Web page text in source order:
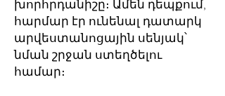
խորհրդանիշը։ Ամեն դեպքում,
հարմար էր ունենալ դատարկ
արվեստանոցային սենյակ՝
նման շրջան ստեղծելու
համար։